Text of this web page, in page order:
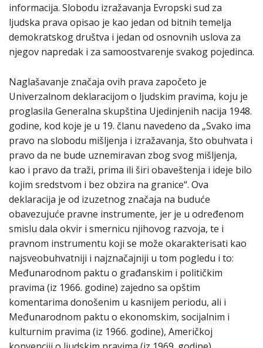
informacija. Slobodu izražavanja Evropski sud za
ljudska prava opisao je kao jedan od bitnih temelja
demokratskog društva i jedan od osnovnih uslova za
njegov napredak i za samoostvarenje svakog pojedinca.
Naglašavanje značaja ovih prava započeto je
Univerzalnom deklaracijom o ljudskim pravima, koju je
proglasila Generalna skupština Ujedinjenih nacija 1948.
godine, kod koje je u 19. članu navedeno da „Svako ima
pravo na slobodu mišljenja i izražavanja, što obuhvata i
pravo da ne bude uznemiravan zbog svog mišljenja,
kao i pravo da traži, prima ili širi obaveštenja i ideje bilo
kojim sredstvom i bez obzira na granice“. Ova
deklaracija je od izuzetnog značaja na buduće
obavezujuće pravne instrumente, jer je u određenom
smislu dala okvir i smernicu njihovog razvoja, te i
pravnom instrumentu koji se može okarakterisati kao
najsveobuhvatniji i najznačajniji u tom pogledu i to:
Međunarodnom paktu o građanskim i političkim
pravima (iz 1966. godine) zajedno sa opštim
komentarima donošenim u kasnijem periodu, ali i
Međunarodnom paktu o ekonomskim, socijalnim i
kulturnim pravima (iz 1966. godine), Američkoj